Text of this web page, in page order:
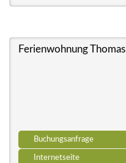
Ferienwohnung Thomas
Buchungsanfrage
Internetseite